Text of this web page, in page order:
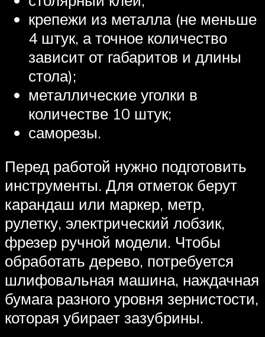
крепежи из металла (не меньше
4 штук, а точное количество
зависит от габаритов и длины
стола);
металлические уголки в
количестве 10 штук;
саморезы.
Перед работой нужно подготовить
инструменты. Для отметок берут
карандаш или маркер, метр,
рулетку, электрический лобзик,
фрезер ручной модели. Чтобы
обработать дерево, потребуется
шлифовальная машина, наждачная
бумага разного уровня зернистости,
которая убирает зазубрины.